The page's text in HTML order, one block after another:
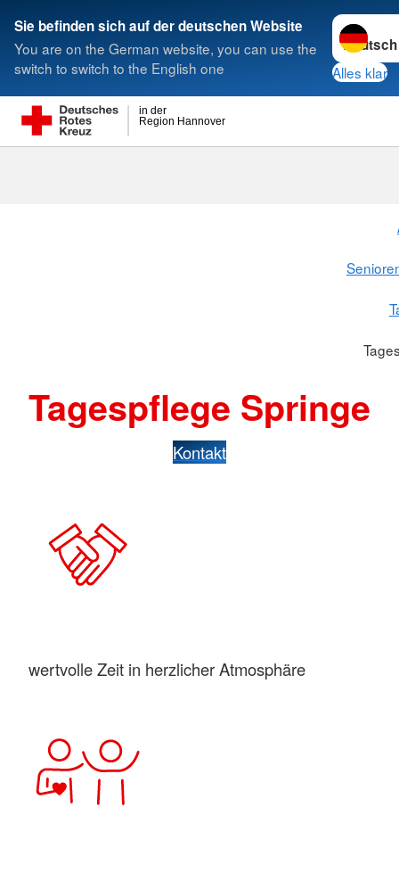
Sie befinden sich auf der deutschen Website
You are on the German website, you can use the
switch to switch to the English one
Sprache
Alles klar
Region Hannover
in der
Suche
Tagespflege Springe
Kontakt
wertvolle Zeit in herzlicher Atmosphäre